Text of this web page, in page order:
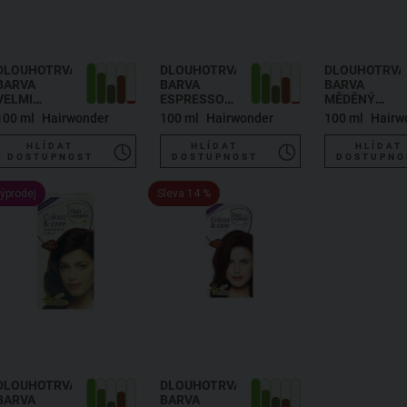
ml Hairwonder
HLÍDAT
DOSTUPNOST
DLOUHOTRVAJÍCÍ
BARVA
ESPRESSO
3.37
100 ml Hairwonder
HLÍDAT
DOSTUPNOST
BARVA
MĚDĚNÝ
MAHAGON
100 ml
HLÍDAT
Sleva 14 %
DLOUHOTRVAJÍCÍ
BARVA